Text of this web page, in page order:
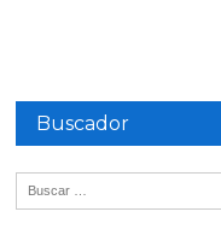
Buscador